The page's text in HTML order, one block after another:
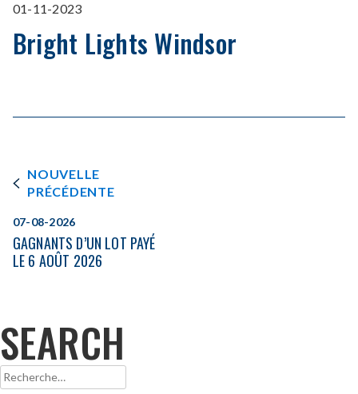
01-11-2023
Bright Lights Windsor
NOUVELLE
PRÉCÉDENTE
07-08-2026
GAGNANTS D’UN LOT PAYÉ
LE 6 AOÛT 2026
SEARCH
Rechercher :